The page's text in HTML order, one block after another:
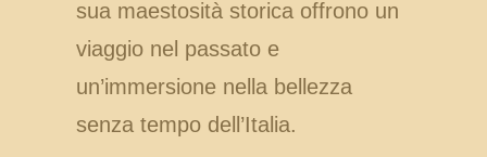
sua maestosità storica offrono un
viaggio nel passato e
un’immersione nella bellezza
senza tempo dell’Italia.